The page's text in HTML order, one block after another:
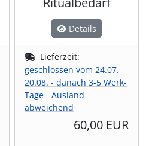
Details
Lieferzeit:
geschlossen vom 24.07.
20.08. - danach 3-5 Werk-
Tage - Ausland
abweichend
60,00 EUR